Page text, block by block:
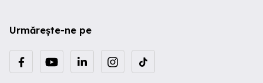
Urmărește-ne pe